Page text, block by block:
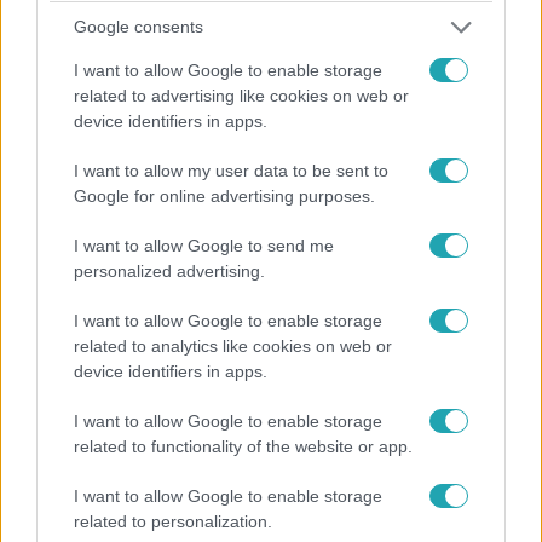
Google consents
I want to allow Google to enable storage
related to advertising like cookies on web or
device identifiers in apps.
I want to allow my user data to be sent to
Google for online advertising purposes.
I want to allow Google to send me
personalized advertising.
I want to allow Google to enable storage
related to analytics like cookies on web or
device identifiers in apps.
I want to allow Google to enable storage
related to functionality of the website or app.
I want to allow Google to enable storage
related to personalization.
Nem elég a napi 2: ennyiszer érdemes fogat mosni
50 év felett a fogmosás gyakorisága az általános
egészséget is befolyásolhatja. Mutatjuk, mit javasolnak a